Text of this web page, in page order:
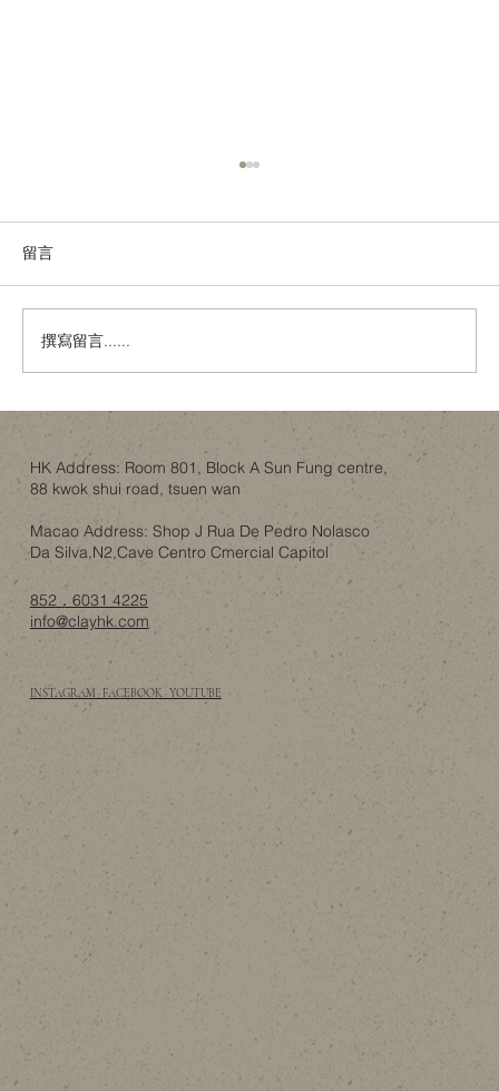
金色內櫳、經典建築與「文化破壞」：翻
新工程如何不淪為政治騷？
留言
撰寫留言......
HK Address: Room 801, Block A Sun Fung centre,
88 kwok shui road, tsuen wan
Macao Address: Shop J Rua De Pedro Nolasco
Da Silva,N2,Cave Centro Cmercial Capitol
852．6031 4225
info@clayhk.com
INSTAGRAM · FACEBOOK · YOUTUBE